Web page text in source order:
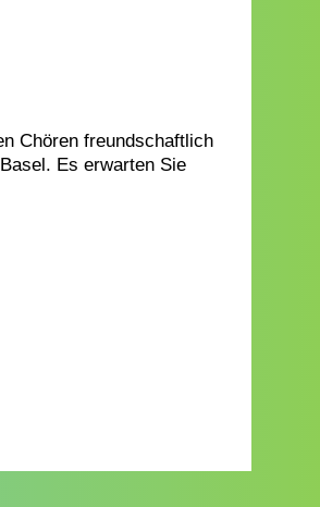
Chören freundschaftlich
Es erwarten Sie